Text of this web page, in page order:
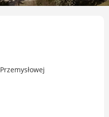
KLIMATU